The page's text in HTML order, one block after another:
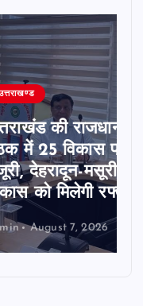
बोर्ड
को मिली